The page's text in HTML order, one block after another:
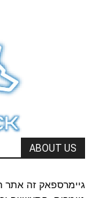
ABOUT US
גיימרספאק זה אתר